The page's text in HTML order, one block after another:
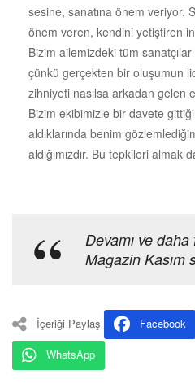
sesine, sanatına önem veriyor.
önem veren, kendini yetiştiren
Bizim ailemizdeki tüm
çünkü gerçekten bir oluşumun
zihniyeti nasılsa arkadan gelen
Bizim ekibimizle bir davete
aldıklarında benim
aldığımızdır. Bu tepkileri almak
Devamı ve
Magazin Kasım
İçeriği Paylaş Facebook
WhatsApp